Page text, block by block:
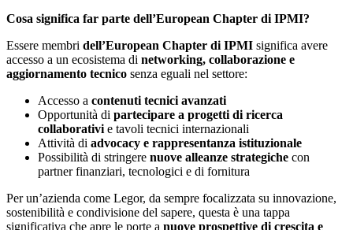
Cosa significa far parte dell’European Chapter di IPMI?
Essere membri dell’European Chapter di IPMI significa avere
accesso a un ecosistema di networking, collaborazione e
aggiornamento tecnico senza eguali nel settore:
Accesso a contenuti tecnici avanzati
Opportunità di partecipare a progetti di ricerca
collaborativi e tavoli tecnici internazionali
Attività di advocacy e rappresentanza istituzionale
Possibilità di stringere nuove alleanze strategiche con
partner finanziari, tecnologici e di fornitura
Per un’azienda come Legor, da sempre focalizzata su innovazione,
sostenibilità e condivisione del sapere, questa è una tappa
significativa che apre le porte a nuove prospettive di crescita e